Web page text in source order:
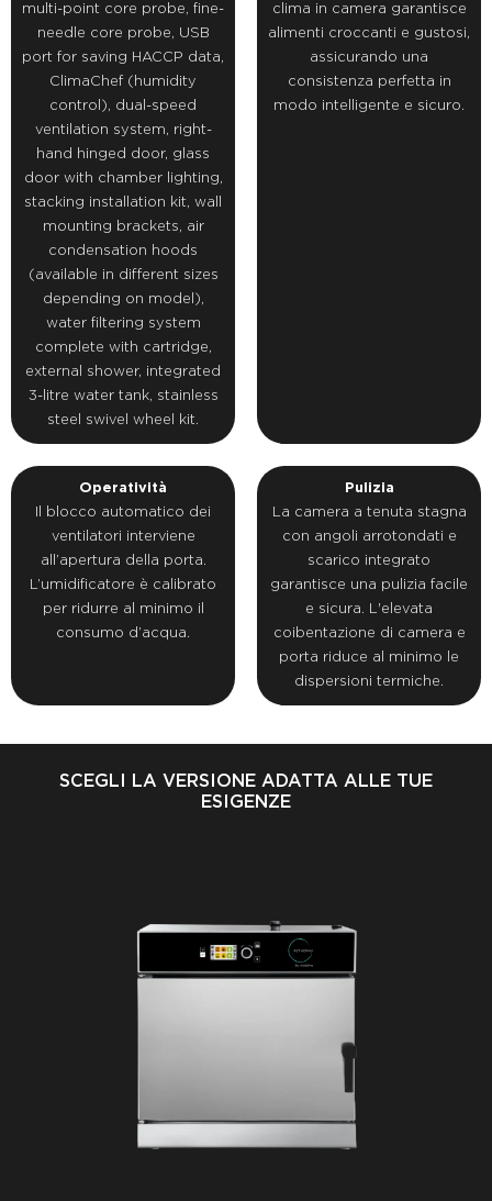
multi-point core probe, fine-
needle core probe, USB
port for saving HACCP data,
ClimaChef (humidity
control), dual-speed
ventilation system, right-
hand hinged door, glass
door with chamber lighting,
stacking installation kit, wall
mounting brackets, air
condensation hoods
(available in different sizes
depending on model),
water filtering system
complete with cartridge,
external shower, integrated
3-litre water tank, stainless
steel swivel wheel kit.
clima in camera garantisce
alimenti croccanti e gustosi,
assicurando una
consistenza perfetta in
modo intelligente e sicuro.
Operatività
Il blocco automatico dei
ventilatori interviene
all’apertura della porta.
L’umidificatore è calibrato
per ridurre al minimo il
consumo d’acqua.
Pulizia
La camera a tenuta stagna
con angoli arrotondati e
scarico integrato
garantisce una pulizia facile
e sicura. L'elevata
coibentazione di camera e
porta riduce al minimo le
dispersioni termiche.
SCEGLI LA VERSIONE ADATTA ALLE TUE
ESIGENZE